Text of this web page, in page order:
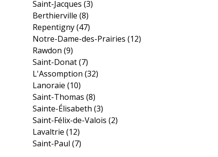
Saint-Jacques(3)
Berthierville(8)
Repentigny(47)
Notre-Dame-des-Prairies(12)
Rawdon(9)
Saint-Donat(7)
L'Assomption(32)
Lanoraie(10)
Saint-Thomas(8)
Sainte-Élisabeth(3)
Saint-Félix-de-Valois(2)
Lavaltrie(12)
Saint-Paul(7)